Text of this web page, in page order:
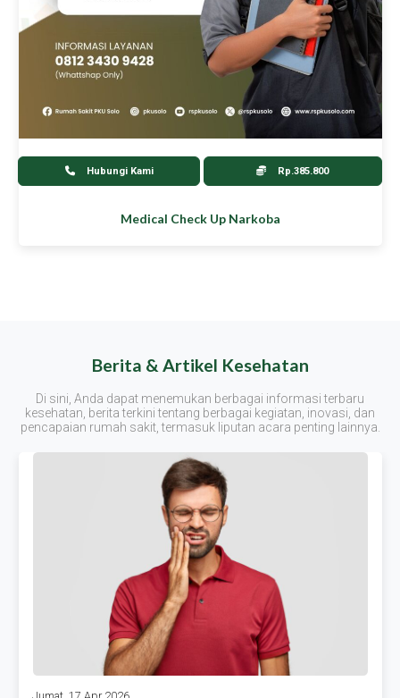
Hubungi Kami Rp.385.800
Medical Check Up Narkoba
Berita & Artikel Kesehatan
Di sini, Anda dapat menemukan berbagai informasi terbaru
kesehatan, berita terkini tentang berbagai kegiatan, inovasi, dan
pencapaian rumah sakit, termasuk liputan acara penting lainnya.